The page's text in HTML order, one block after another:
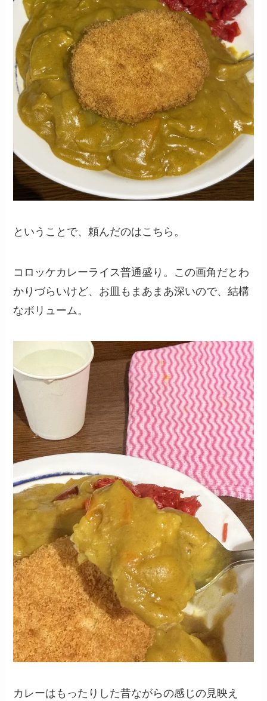
ということで、頼んだのはこちら。
コロッケカレーライス普通盛り。この画角だとわ
かりづらいけど、お皿もまあまあ深いので、結構
なボリューム。
カレーはもったりした昔ながらの感じの見映え